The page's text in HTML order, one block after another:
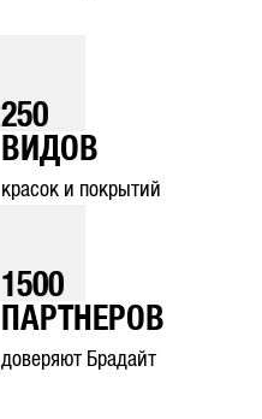
250
ВИДОВ
красок и покрытий
1500
ПАРТНЕРОВ
доверяют Брадайт